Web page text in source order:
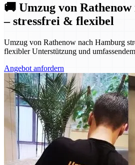
🚚 Umzug von
– stressfrei & flexibel
Umzug von Rathenow nach Hamburg
flexibler Unterstützung und
Angebot anfordern